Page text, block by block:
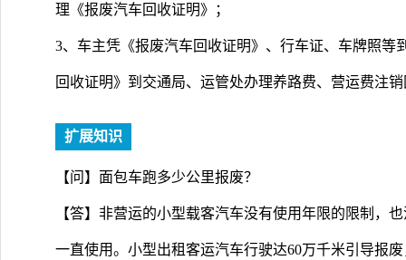
理《报废汽车回收证明》；
3、车主凭《报废汽车回收证明》、行车证、车牌照等
回收证明》到交通局、运管处办理养路费、营运费注
扩展知识
【问】面包车跑多少公里报废？
【答】非营运的小型载客汽车没有使用年限的限制，
一直使用。小型出租客运汽车行驶达60万千米引导报